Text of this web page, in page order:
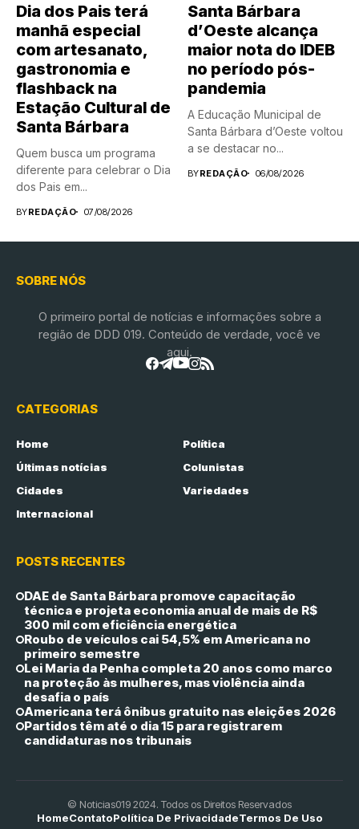
Dia dos Pais terá
manhã especial
com artesanato,
gastronomia e
flashback na
Estação Cultural de
Santa Bárbara
Quem busca um programa
diferente para celebrar o Dia
dos Pais em...
BYREDAÇÃO 07/08/2026
Santa Bárbara
d’Oeste alcança
maior nota do IDEB
no período pós-
pandemia
A Educação Municipal de
Santa Bárbara d’Oeste voltou
a se destacar no...
BYREDAÇÃO 06/08/2026
SOBRE NÓS
O primeiro portal de notícias e informações sobre a
região de DDD 019. Conteúdo de verdade, você ve
aqui.
CATEGORIAS
Home
Política
Últimas notícias
Colunistas
Cidades
Variedades
Internacional
POSTS RECENTES
DAE de Santa Bárbara promove capacitação
técnica e projeta economia anual de mais de R$
300 mil com eficiência energética
Roubo de veículos cai 54,5% em Americana no
primeiro semestre
Lei Maria da Penha completa 20 anos como marco
na proteção às mulheres, mas violência ainda
desafia o país
Americana terá ônibus gratuito nas eleições 2026
Partidos têm até o dia 15 para registrarem
candidaturas nos tribunais
© Noticias019 2024. Todos os Direitos Reservados
HomeContatoPolítica De PrivacidadeTermos De Uso